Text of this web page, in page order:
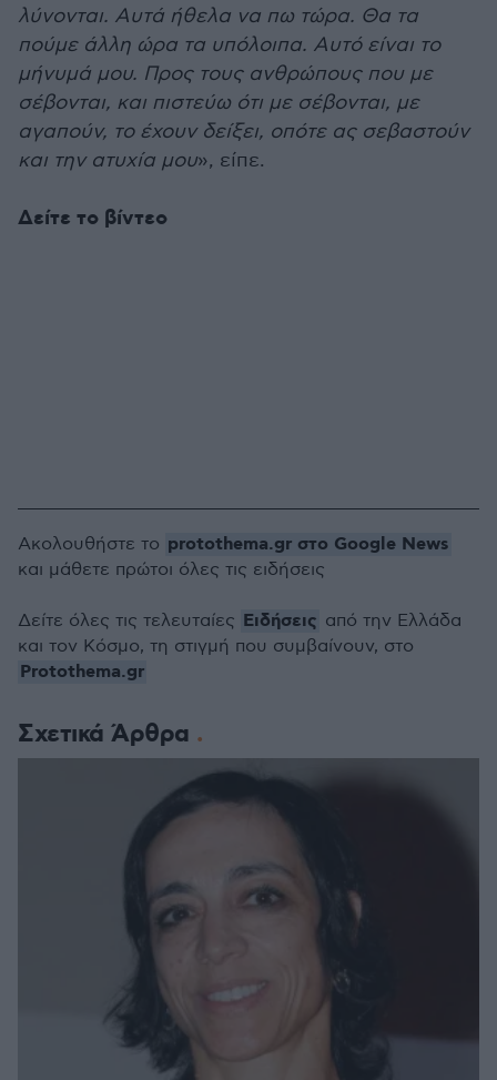
λύνονται. Αυτά ήθελα να πω τώρα. Θα τα
πούμε άλλη ώρα τα υπόλοιπα. Αυτό είναι το
μήνυμά μου. Προς τους ανθρώπους που με
σέβονται, και πιστεύω ότι με σέβονται, με
αγαπούν, το έχουν δείξει, οπότε ας σεβαστούν
και την ατυχία μου», είπε.
Δείτε το βίντεο
Σχετικά Άρθρα
Ακολουθήστε το protothema.gr στο Google News
και μάθετε πρώτοι όλες τις ειδήσεις
Δείτε όλες τις τελευταίες Ειδήσεις από την Ελλάδα
και τον Κόσμο, τη στιγμή που συμβαίνουν, στο
Protothema.gr